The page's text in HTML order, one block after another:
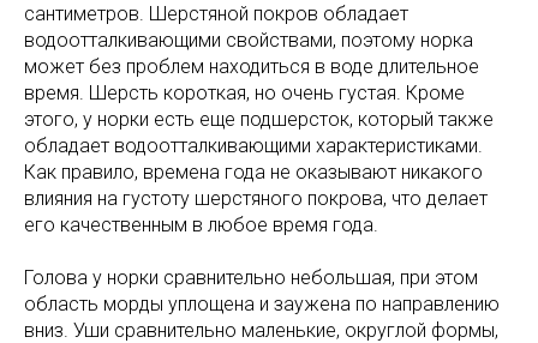
сантиметров. Шерстяной покров обладает
водоотталкивающими свойствами, поэтому норка
может без проблем находиться в воде длительное
время. Шерсть короткая, но очень густая. Кроме
этого, у норки есть еще подшерсток, который также
обладает водоотталкивающими характеристиками.
Как правило, времена года не оказывают никакого
влияния на густоту шерстяного покрова, что делает
его качественным в любое время года.
Голова у норки сравнительно небольшая, при этом
область морды уплощена и заужена по направлению
вниз. Уши сравнительно маленькие, округлой формы,